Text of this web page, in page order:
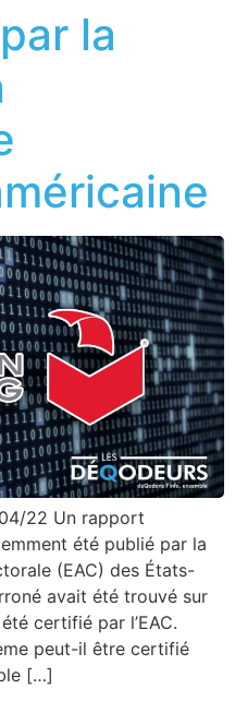
la
22 Un rapport
été publié par la
(EAC) des États-
avait été trouvé sur
certifié par l’EAC.
peut-il être certifié
[…]